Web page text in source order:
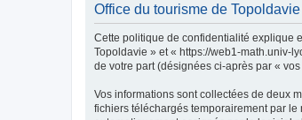
Office du tourisme de
Cette politique de confidentialité explique
Topoldavie » et « https://web1-math.univ-
de votre part (désignées ci-après par « vos
Vos informations sont collectées de deux
fichiers téléchargés temporairement par